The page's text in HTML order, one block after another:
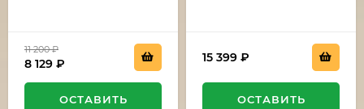
11 200₽
8 129 ₽
ОСТАВИТЬ
15 399 ₽
ОСТАВИТЬ